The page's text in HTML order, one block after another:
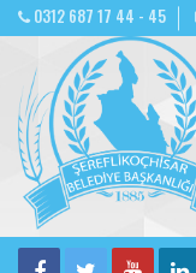
0312 687 17 44 - 45